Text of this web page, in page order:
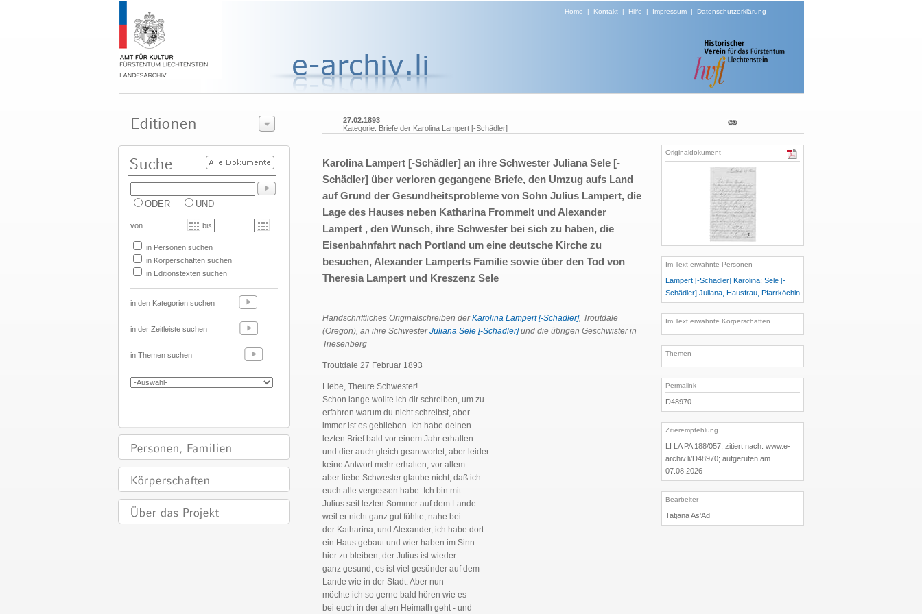
Home | Kontakt| Hilfe | Impressum| Datenschutzerklärung
ODER UND
von bis
in Personen suchen
in Körperschaften suchen
in Editionstexten suchen
in den Kategorien suchen
in der Zeitleiste suchen
in Themen suchen
27.02.1893
Kategorie: Briefe der Karolina Lampert [-Schädler]
Karolina Lampert [-Schädler] an ihre Schwester Juliana Sele [-
Schädler] über verloren gegangene Briefe, den Umzug aufs Land
auf Grund der Gesundheitsprobleme von Sohn Julius Lampert, die
Lage des Hauses neben Katharina Frommelt und Alexander
Lampert , den Wunsch, ihre Schwester bei sich zu haben, die
Eisenbahnfahrt nach Portland um eine deutsche Kirche zu
besuchen, Alexander Lamperts Familie sowie über den Tod von
Theresia Lampert und Kreszenz Sele
Handschriftliches Originalschreiben derKarolina Lampert [-Schädler], Troutdale
(Oregon), an ihre SchwesterJuliana Sele [-Schädler]und die übrigen Geschwister in
Triesenberg
Troutdale 27 Februar 1893
Liebe, Theure Schwester!
Schon lange wollte ich dir schreiben, um zu
erfahren warum du nicht schreibst, aber
immer ist es geblieben. Ich habe deinen
lezten Brief bald vor einem Jahr erhalten
und dier auch gleich geantwortet, aber leider
keine Antwort mehr erhalten, vor allem
aber liebe Schwester glaube nicht, daß ich
euch alle vergessen habe. Ich bin mit
Julius seit lezten Sommer auf dem Lande
weil er nicht ganz gut fühlte, nahe bei
der Katharina, und Alexander, ich habe dort
ein Haus gebaut und wier haben im Sinn
hier zu bleiben, der Julius ist wieder
ganz gesund, es ist viel gesünder auf dem
Lande wie in der Stadt. Aber nun
möchte ich so gerne bald hören wie es
bei euch in der alten Heimath geht - und
Originaldokument
Im Text erwähnte Personen
Lampert [-Schädler] Karolina; Sele [-
Schädler] Juliana, Hausfrau, Pfarrköchin
Im Text erwähnte Körperschaften
Themen
Permalink
D48970
Zitierempfehlung
LI LA PA 188/057; zitiert nach: www.e-
archiv.li/D48970; aufgerufen am
07.08.2026
Bearbeiter
Tatjana As'Ad